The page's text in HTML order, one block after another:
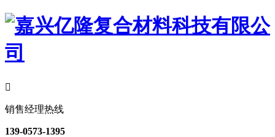

销售经理热线
139-0573-1395